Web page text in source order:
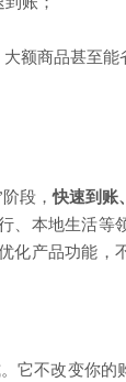
额商品甚至能
阶段，快速到账
、本地生活等
化产品功能，
它不改变你的